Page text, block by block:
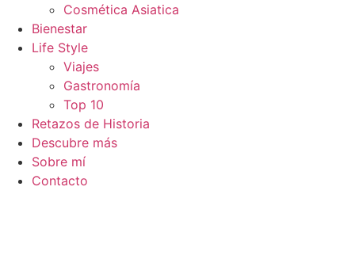
Cosmética Asiatica
Bienestar
Life Style
Viajes
Gastronomía
Top 10
Retazos de Historia
Descubre más
Sobre mí
Contacto